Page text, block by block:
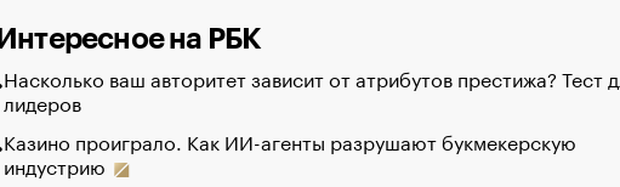
Интересное на РБК
Насколько ваш авторитет зависит от атрибутов престижа? Тест
лидеров
Казино проиграло. Как ИИ-агенты разрушают букмекерскую
индустрию